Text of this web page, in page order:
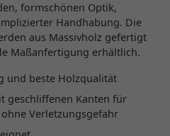
formschönen Optik,
Handhabung. Die
aus Massivholz gefertigt
Maßanfertigung erhältlich.
und beste Holzqualität
geschliffenen Kanten für
Verletzungsgefahr